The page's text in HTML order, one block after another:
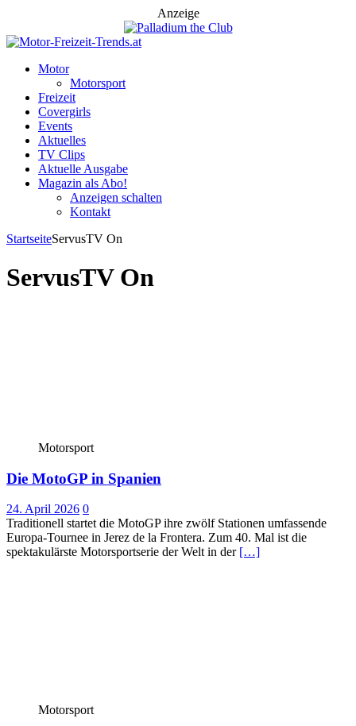
Anzeige
Motor
Motorsport
Freizeit
Covergirls
Events
Aktuelles
TV Clips
Aktuelle Ausgabe
Magazin als Abo!
Anzeigen schalten
Kontakt
StartseiteServusTV On
ServusTV On
Motorsport
Die MotoGP in Spanien
24. April 2026 0
Traditionell startet die MotoGP ihre zwölf Stationen umfassende
Europa-Tournee in Jerez de la Frontera. Zum 40. Mal ist die
spektakulärste Motorsportserie der Welt in der […]
Motorsport